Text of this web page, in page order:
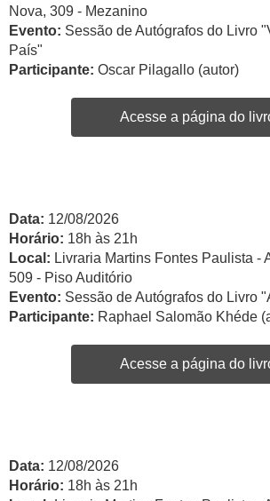
Nova, 309 - Mezanino
Evento: Sessão de Autógrafos do Livro
País"
Participante: Oscar Pilagallo (autor)
Acesse a página do
Data: 12/08/2026
Horário: 18h às 21h
Local: Livraria Martins Fontes Paulista -
509 - Piso Auditório
Evento: Sessão de Autógrafos do Livro
Participante: Raphael Salomão Khéde
Acesse a página do
Data: 12/08/2026
Horário: 18h às 21h